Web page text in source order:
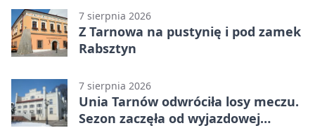
7 sierpnia 2026
Z Tarnowa na pustynię i pod zamek
Rabsztyn
7 sierpnia 2026
Unia Tarnów odwróciła losy meczu.
Sezon zaczęła od wyjazdowej